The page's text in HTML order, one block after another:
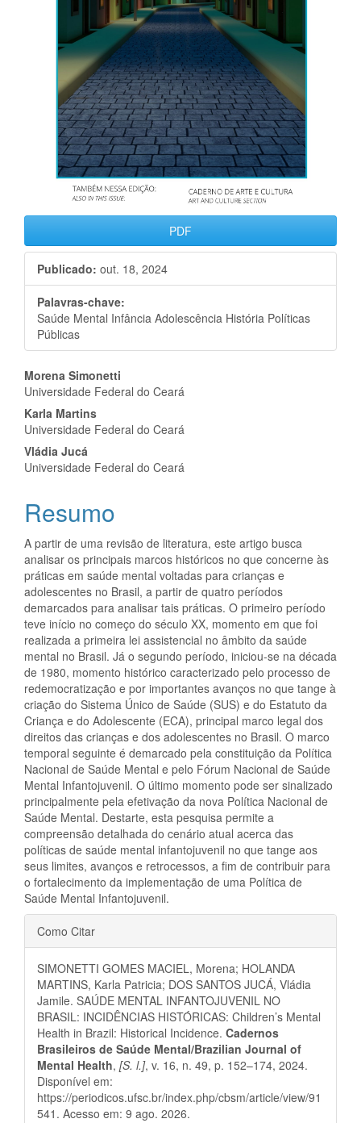
PDF
Publicado: out. 18, 2024
Palavras-chave:
Saúde Mental Infância Adolescência História Políticas
Públicas
Conteúdo
do
artigo
principal
Morena Simonetti
Universidade Federal do Ceará
Karla Martins
Universidade Federal do Ceará
Vládia Jucá
Universidade Federal do Ceará
Resumo
A partir de uma revisão de literatura, este artigo busca
analisar os principais marcos históricos no que concerne às
práticas em saúde mental voltadas para crianças e
adolescentes no Brasil, a partir de quatro períodos
demarcados para analisar tais práticas. O primeiro período
teve início no começo do século XX, momento em que foi
realizada a primeira lei assistencial no âmbito da saúde
mental no Brasil. Já o segundo período, iniciou-se na década
de 1980, momento histórico caracterizado pelo processo de
redemocratização e por importantes avanços no que tange à
criação do Sistema Único de Saúde (SUS) e do Estatuto da
Criança e do Adolescente (ECA), principal marco legal dos
direitos das crianças e dos adolescentes no Brasil. O marco
temporal seguinte é demarcado pela constituição da Política
Nacional de Saúde Mental e pelo Fórum Nacional de Saúde
Mental Infantojuvenil. O último momento pode ser sinalizado
principalmente pela efetivação da nova Política Nacional de
Saúde Mental. Destarte, esta pesquisa permite a
compreensão detalhada do cenário atual acerca das
políticas de saúde mental infantojuvenil no que tange aos
seus limites, avanços e retrocessos, a fim de contribuir para
o fortalecimento da implementação de uma Política de
Saúde Mental Infantojuvenil.
Detalhes
do
artigo
Como Citar
SIMONETTI GOMES MACIEL, Morena; HOLANDA
MARTINS, Karla Patricia; DOS SANTOS JUCÁ, Vládia
Jamile. SAÚDE MENTAL INFANTOJUVENIL NO
BRASIL: INCIDÊNCIAS HISTÓRICAS: Children’s Mental
Health in Brazil: Historical Incidence. Cadernos
Brasileiros de Saúde Mental/Brazilian Journal of
Mental Health, [S. l.], v. 16, n. 49, p. 152–174, 2024.
Disponível em:
https://periodicos.ufsc.br/index.php/cbsm/article/view/91
541. Acesso em: 9 ago. 2026.